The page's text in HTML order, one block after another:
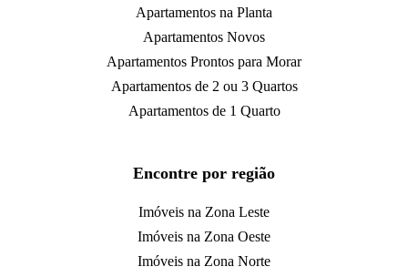
Apartamentos na Planta
Apartamentos Novos
Apartamentos Prontos para Morar
Apartamentos de 2 ou 3 Quartos
Apartamentos de 1 Quarto
Encontre por região
Imóveis na Zona Leste
Imóveis na Zona Oeste
Imóveis na Zona Norte